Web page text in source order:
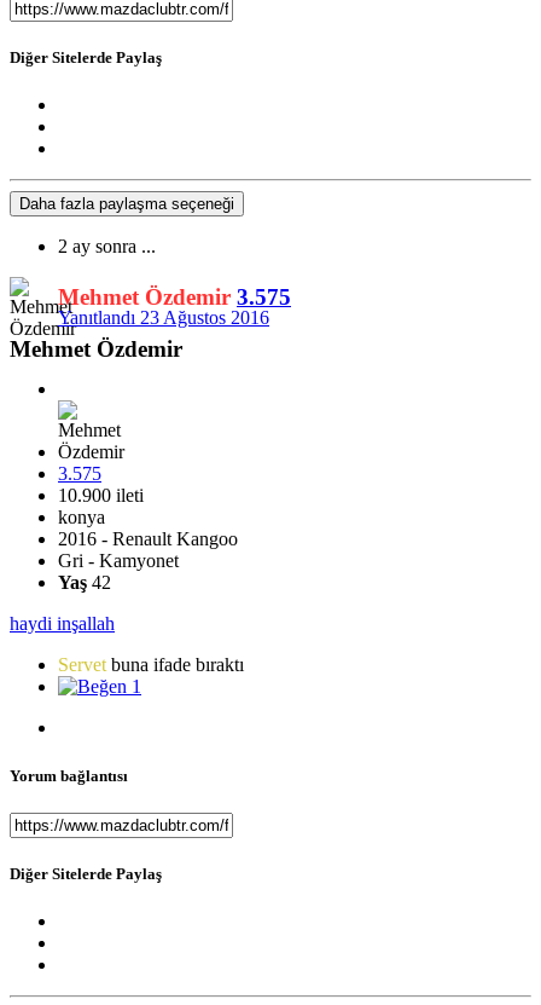
Diğer Sitelerde Paylaş
Daha fazla paylaşma seçeneği
2 ay sonra ...
Mehmet Özdemir 3.575
Yanıtlandı 23 Ağustos 2016
Mehmet Özdemir
3.575
10.900 ileti
konya
2016 - Renault Kangoo
Gri - Kamyonet
Yaş 42
haydi inşallah
Servet buna ifade bıraktı
1
Yorum bağlantısı
Diğer Sitelerde Paylaş